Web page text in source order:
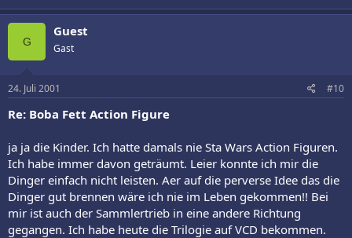
G
Guest
Gast
24. Juli 2001 #10
Re: Boba Fett Action Figure
ja ja die Kinder. Ich hatte damals nie Sta Wars Action Figuren.
Ich habe immer davon geträumt. Leier konnte ich mir die
Dinger einfach nicht leisten. Aer auf die perverse Idee das die
Dinger gut brennen wäre ich nie im Leben gekommen!! Bei
mir ist auch der Sammlertrieb in eine andere Richtung
gegangen. Ich habe heute die Trilogie auf VCD bekommen.